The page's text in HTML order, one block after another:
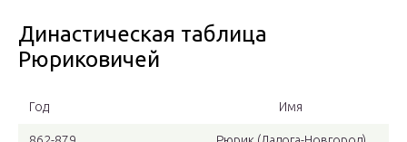
Династическая таблица
Рюриковичей
Год Имя